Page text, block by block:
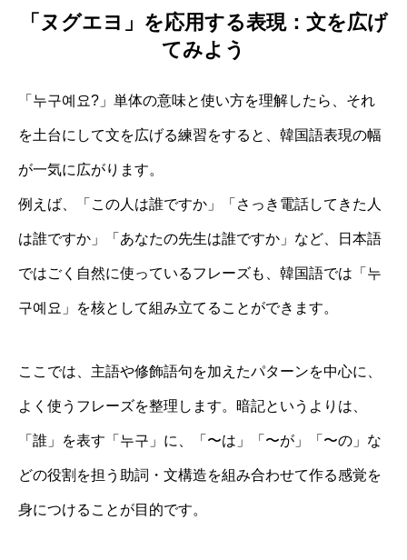
「ヌグエヨ」を応用する表現：文を広げ
てみよう
「누구예요?」単体の意味と使い方を理解したら、それ
を土台にして文を広げる練習をすると、韓国語表現の幅
が一気に広がります。
例えば、「この人は誰ですか」「さっき電話してきた人
は誰ですか」「あなたの先生は誰ですか」など、日本語
ではごく自然に使っているフレーズも、韓国語では「누
구예요」を核として組み立てることができます。
ここでは、主語や修飾語句を加えたパターンを中心に、
よく使うフレーズを整理します。暗記というよりは、
「誰」を表す「누구」に、「〜は」「〜が」「〜の」な
どの役割を担う助詞・文構造を組み合わせて作る感覚を
身につけることが目的です。